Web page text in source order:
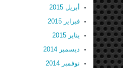
أبريل 2015
فبراير 2015
يناير 2015
ديسمبر 2014
نوفمبر 2014